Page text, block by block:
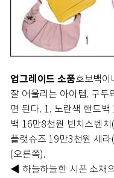
업그레이드 소품호보백이
잘 어울리는 아이템. 구두
면 된다. 1. 노란색 핸드백
백 16만8천원 빈치스벤치
플랫슈즈 19만3천원 세
(오른쪽).
◀ 하늘하늘한 시폰 소재